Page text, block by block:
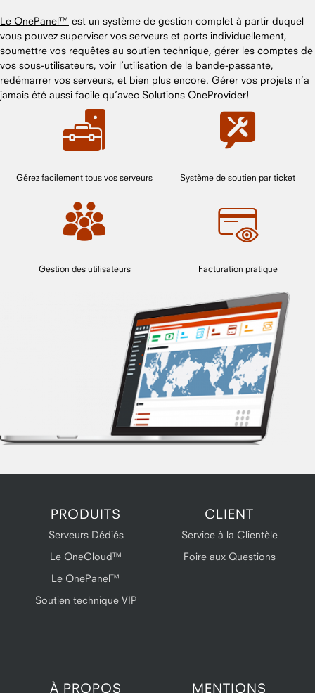
Le OnePanel™ est un système de gestion complet à partir duquel
vous pouvez superviser vos serveurs et ports individuellement,
soumettre vos requêtes au soutien technique, gérer les comptes de
vos sous-utilisateurs, voir l’utilisation de la bande-passante,
redémarrer vos serveurs, et bien plus encore. Gérer vos projets n’a
jamais été aussi facile qu’avec Solutions OneProvider!
Gérez facilement tous vos serveurs Système de soutien par ticket
Gestion des utilisateurs Facturation pratique
PRODUITS
Serveurs Dédiés
Le OneCloud™
Le OnePanel™
Soutien technique VIP
CLIENT
Service à la Clientèle
Foire aux Questions
À PROPOS MENTIONS